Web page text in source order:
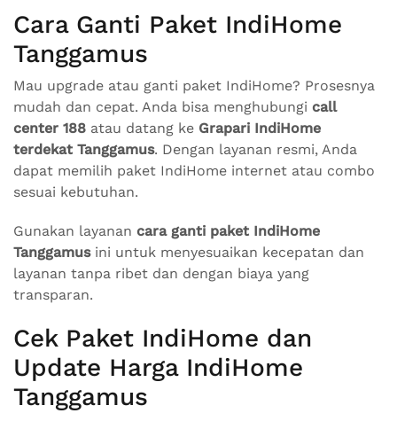
Cara Ganti Paket IndiHome
Tanggamus
Mau upgrade atau ganti paket IndiHome? Prosesnya
mudah dan cepat. Anda bisa menghubungi call
center 188 atau datang ke Grapari IndiHome
terdekat Tanggamus. Dengan layanan resmi, Anda
dapat memilih paket IndiHome internet atau combo
sesuai kebutuhan.
Gunakan layanan cara ganti paket IndiHome
Tanggamusini untuk menyesuaikan kecepatan dan
layanan tanpa ribet dan dengan biaya yang
transparan.
Cek Paket IndiHome dan
Update Harga IndiHome
Tanggamus